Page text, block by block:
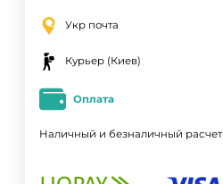
Укр почта
Курьер (Киев)
Оплата
Наличный и безналичный расчет